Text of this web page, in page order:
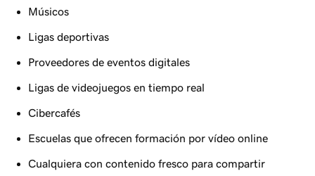
Músicos
Ligas deportivas
Proveedores de eventos digitales
Ligas de videojuegos en tiempo real
Cibercafés
Escuelas que ofrecen formación por vídeo online
Cualquiera con contenido fresco para compartir